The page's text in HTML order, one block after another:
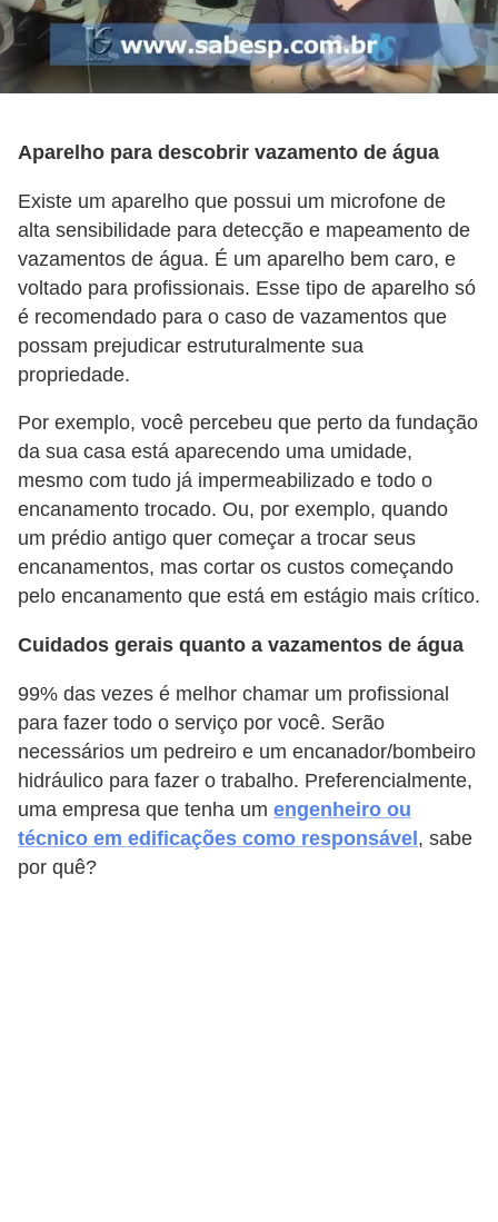
Aparelho para descobrir vazamento de água
Existe um aparelho que possui um microfone de
alta sensibilidade para detecção e mapeamento de
vazamentos de água. É um aparelho bem caro, e
voltado para profissionais. Esse tipo de aparelho só
é recomendado para o caso de vazamentos que
possam prejudicar estruturalmente sua
propriedade.
Por exemplo, você percebeu que perto da fundação
da sua casa está aparecendo uma umidade,
mesmo com tudo já impermeabilizado e todo o
encanamento trocado. Ou, por exemplo, quando
um prédio antigo quer começar a trocar seus
encanamentos, mas cortar os custos começando
pelo encanamento que está em estágio mais crítico.
Cuidados gerais quanto a vazamentos de água
99% das vezes é melhor chamar um profissional
para fazer todo o serviço por você. Serão
necessários um pedreiro e um encanador/bombeiro
hidráulico para fazer o trabalho. Preferencialmente,
uma empresa que tenha um engenheiro ou
técnico em edificações como responsável, sabe
por quê?